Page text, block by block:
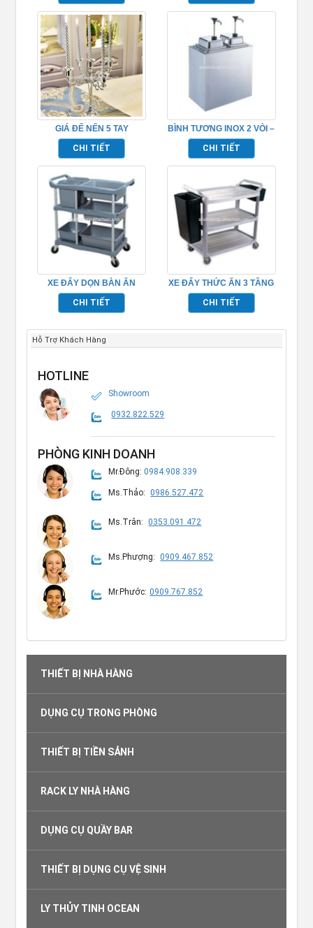
GIÁ ĐỂ NẾN 5 TAY
TP681063
CHI TIẾT
BÌNH TƯƠNG INOX 2 VÒI –
TP697084
CHI TIẾT
XE ĐẨY DỌN BÀN ĂN
TP_680109
CHI TIẾT
XE ĐẨY THỨC ĂN 3 TẦNG
BẰNG NHỰA TP_680114
CHI TIẾT
Hỗ Trợ Khách Hàng
HOTLINE
Showroom
0932.822.529
PHÒNG KINH DOANH
Mr.Đông:0984.908.339
Ms.Thảo: 0986.527.472
Ms.Trân: 0353.091.472
Ms.Phượng: 0909.467.852
Mr.Phước: 0909.767.852
THIẾT BỊ NHÀ HÀNG
DỤNG CỤ TRONG PHÒNG
THIẾT BỊ TIỀN SẢNH
RACK LY NHÀ HÀNG
DỤNG CỤ QUẦY BAR
THIẾT BỊ DỤNG CỤ VỆ SINH
LY THỦY TINH OCEAN